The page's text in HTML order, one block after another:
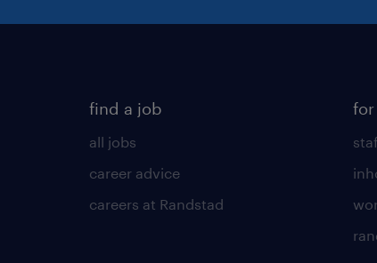
find a job
all jobs
career advice
careers at Randstad
for